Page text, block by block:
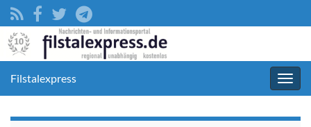
Filstalexpress